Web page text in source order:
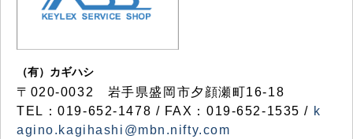
（有）カギハシ
〒020-0032 岩手県盛岡市夕顔瀬町16-18
TEL：019-652-1478 / FAX：019-652-1535 / k
agino.kagihashi@mbn.nifty.com